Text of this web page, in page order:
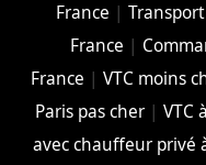
France |
France |
France |VTC moins
Paris pas cher |VTC
avec chauffeur privé